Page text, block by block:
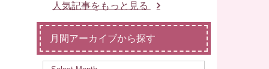
人気記事をもっと見る
月間アーカイブから探す